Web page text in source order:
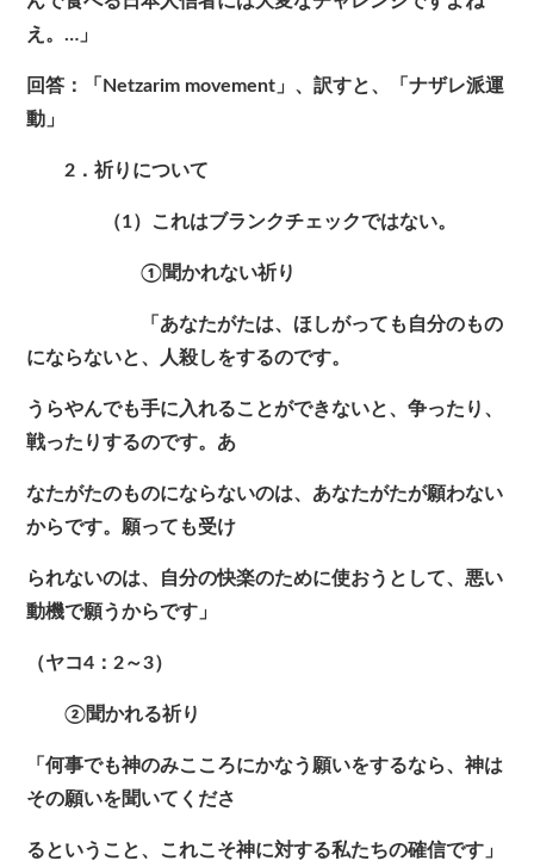
え。…」
回答：「Netzarim movement」、訳すと、「ナザレ派運
動」
2．祈りについて
（1）これはブランクチェックではない。
①聞かれない祈り
「あなたがたは、ほしがっても自分のもの
にならないと、人殺しをするのです。
うらやんでも手に入れることができないと、争ったり、
戦ったりするのです。あ
なたがたのものにならないのは、あなたがたが願わない
からです。願っても受け
られないのは、自分の快楽のために使おうとして、悪い
動機で願うからです」
（ヤコ4：2～3）
②聞かれる祈り
「何事でも神のみこころにかなう願いをするなら、神は
その願いを聞いてくださ
るということ、これこそ神に対する私たちの確信です」